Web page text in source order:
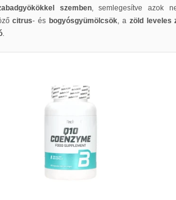
szemben, semlegesítve azok
citrus- és bogyósgyümölcsök, a zöld leveles
.